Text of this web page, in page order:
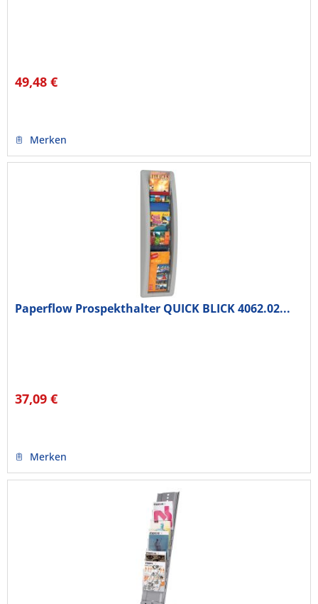
49,48 €
Merken
Paperflow Prospekthalter QUICK BLICK 4062.02...
37,09 €
Merken